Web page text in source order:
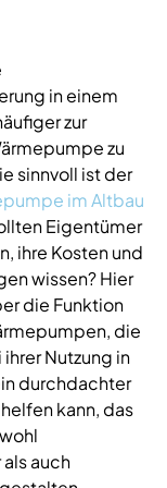
in einem
zur
zu
sinnvoll ist der
im Altbau
Eigentümer
ihre Kosten und
wissen? Hier
die Funktion
die
Nutzung in
durchdachter
kann, das
auch